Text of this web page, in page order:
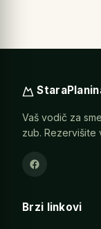
Vaš vodič za
zub. Rezervišite
Brzi linkovi